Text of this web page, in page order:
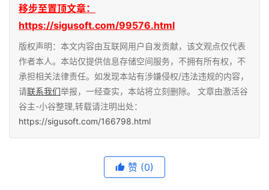
移步至置顶文章：
https://sigusoft.com/99576.html
版权声明：本文内容由互联网用户自发贡献，该文观点仅代表
作者本人。本站仅提供信息存储空间服务，不拥有所有权，不
承担相关法律责任。如发现本站有涉嫌侵权/违法违规的内容，
请联系我们举报，一经查实，本站将立刻删除。 文章由激活谷
谷主-小谷整理,转载请注明出处：
https://sigusoft.com/166798.html
赞 (0)